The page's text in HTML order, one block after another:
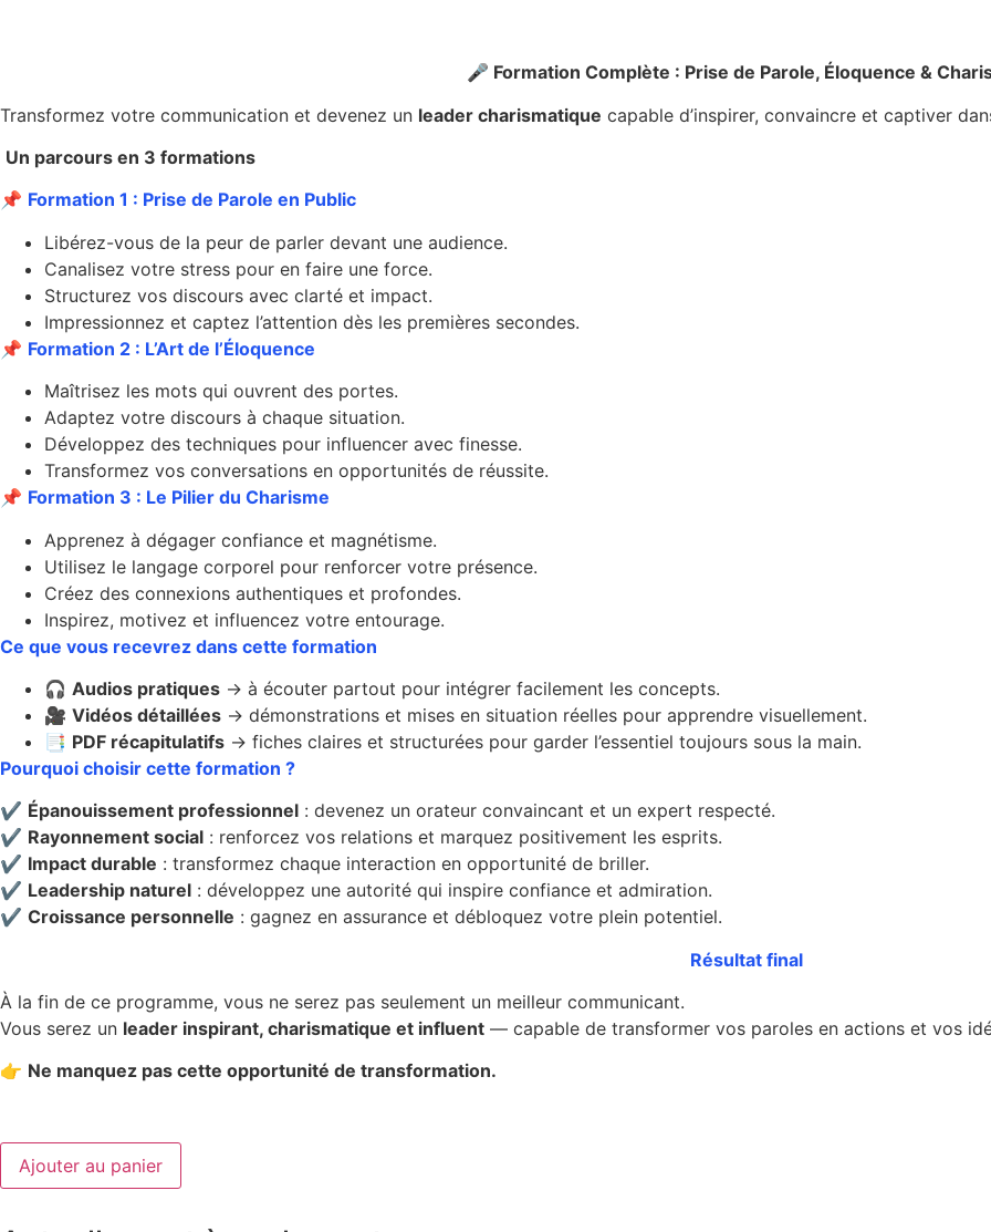
🎤 Formation Complète : Prise de Parole, Éloquence &
Transformez votre communication et devenez un leader charismatique capable d’inspirer, convaincre et captiver
Un parcours en 3 formations
📌 Formation 1 : Prise de Parole en Public
Libérez-vous de la peur de parler devant une audience.
Canalisez votre stress pour en faire une force.
Structurez vos discours avec clarté et impact.
Impressionnez et captez l’attention dès les premières secondes.
📌 Formation 2 : L’Art de l’Éloquence
Maîtrisez les mots qui ouvrent des portes.
Adaptez votre discours à chaque situation.
Développez des techniques pour influencer avec finesse.
Transformez vos conversations en opportunités de réussite.
📌 Formation 3 : Le Pilier du Charisme
Apprenez à dégager confiance et magnétisme.
Utilisez le langage corporel pour renforcer votre présence.
Créez des connexions authentiques et profondes.
Inspirez, motivez et influencez votre entourage.
Ce que vous recevrez dans cette formation
🎧 Audios pratiques → à écouter partout pour intégrer facilement les concepts.
🎥 Vidéos détaillées → démonstrations et mises en situation réelles pour apprendre visuellement.
📑 PDF récapitulatifs → fiches claires et structurées pour garder l’essentiel toujours sous la main.
Pourquoi choisir cette formation ?
✔️ Épanouissement professionnel : devenez un orateur convaincant et un expert respecté.
✔️ Rayonnement social : renforcez vos relations et marquez positivement les esprits.
✔️ Impact durable : transformez chaque interaction en opportunité de briller.
✔️ Leadership naturel : développez une autorité qui inspire confiance et admiration.
✔️ Croissance personnelle : gagnez en assurance et débloquez votre plein potentiel.
Résultat final
À la fin de ce programme, vous ne serez pas seulement un meilleur communicant.
Vous serez un leader inspirant, charismatique et influent — capable de transformer vos paroles en actions et vos
👉 Ne manquez pas cette opportunité de transformation.
quantité
de
Prise
Ajouter au panier